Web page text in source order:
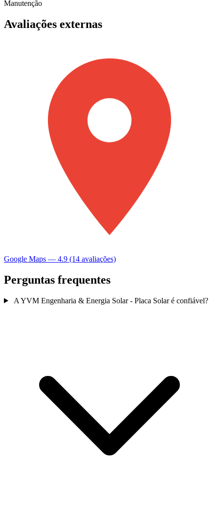
Manutenção
Avaliações externas
Google Maps — 4.9 (14 avaliações)
Perguntas frequentes
A YVM Engenharia & Energia Solar - Placa Solar é confiável?